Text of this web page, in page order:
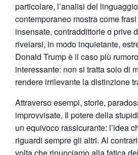
particolare, l’analisi del
contemporaneo mostra come
insensate, contraddittorie o prive
rivelarsi, in modo inquietante,
Donald Trump è il caso più
interessante: non si tratta solo di
rendere irrilevante la distinzione
Attraverso esempi, storie,
improvvisate, Il potere della
un equivoco rassicurante: l’idea
riguardi sempre gli altri. Al